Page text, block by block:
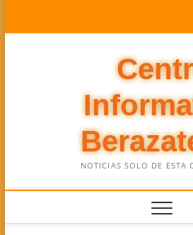
NOTICIAS SOLO DE ESTA